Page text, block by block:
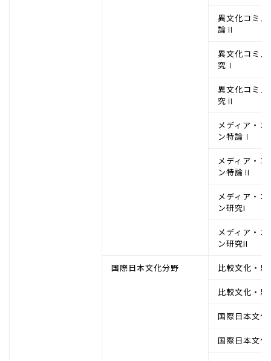
異文化コミ
論Ⅱ
異文化コミ
究Ⅰ
異文化コミ
究Ⅱ
メディア・
ン特論Ⅰ
メディア・
ン特論Ⅱ
メディア・
ン研究I
メディア・
ン研究II
国際日本文化分野 比較文化・
比較文化・
国際日本文
国際日本文